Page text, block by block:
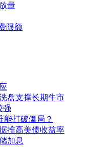
量
限额
盘支撑长期牛市
强
能打破僵局？
推高美债收益率
加息